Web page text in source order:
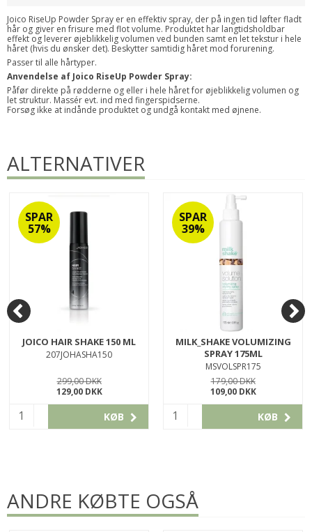
Joico RiseUp Powder Spray er en effektiv spray, der på ingen tid løfter fladt
hår og giver en frisure med flot volume. Produktet har langtidsholdbar
effekt og leverer øjeblikkelig volumen ved bunden samt en let tekstur i hele
håret (hvis du ønsker det). Beskytter samtidig håret mod forurening.
Passer til alle hårtyper.
Anvendelse af Joico RiseUp Powder Spray:
Påfør direkte på rødderne og eller i hele håret for øjeblikkelig volumen og
let struktur. Massér evt. ind med fingerspidserne.
Forsøg ikke at indånde produktet og undgå kontakt med øjnene.
ALTERNATIVER
SPAR
57%
JOICO HAIR SHAKE 150 ML
207JOHASHA150
299,00 DKK
129,00 DKK
KØB
SPAR
39%
MILK_SHAKE VOLUMIZING
SPRAY 175ML
MSVOLSPR175
179,00 DKK
109,00 DKK
KØB
ANDRE KØBTE OGSÅ